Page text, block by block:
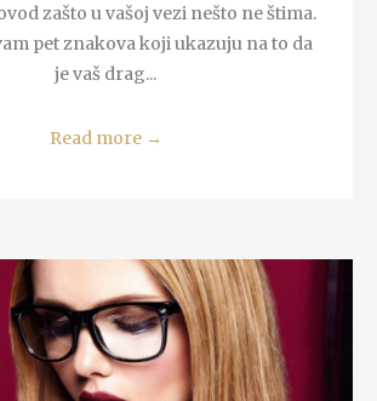
zašto u vašoj vezi nešto ne štima.
pet znakova koji ukazuju na to da
je vaš drag...
Read more →
READ MORE